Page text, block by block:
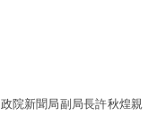
院新聞局副局長許秋煌親